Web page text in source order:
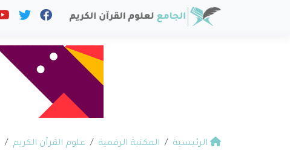
الرئيسية المكتبة الرقمية علوم القرآن الكريم